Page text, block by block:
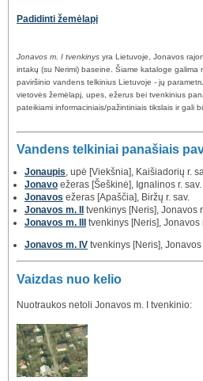
Padidinti žemėlapį
Jonavos m. I tvenkinys yra Lietuvoje, Jonavos
intakų (su Nerimi) baseine. Šiame kataloge galima
paviršinio vandens telkinius Lietuvoje - jų
vietovės žemėlapį, upes, ežerus bei tvenkinius
pateikiami informaciniais/pažintiniais tikslais ir gali
Vandens telkiniai panašiais
Jonaupis, upė [Viekšnia], Kaišiadorių r.
Jonavo ežeras [Šeškinė], Ignalinos r. sav.
Jonavos ežeras [Apaščia], Biržų r. sav.
Jonavos m. II
tvenkinys [Neris], Jonavos
Jonavos m. III
tvenkinys [Neris], Jonavos
Jonavos m. IV tvenkinys [Neris], Jonavos
Vaizdas nuo kelio
Nuotraukos netoli Jonavos m. I tvenkinio: